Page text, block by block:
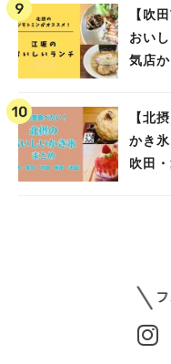
【吹
おい
気店
【北
かき
吹田